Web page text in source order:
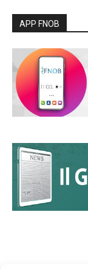
APP FNOB